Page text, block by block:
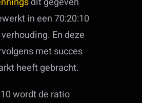
in een 70:20:10
En deze
met succes
heeft gebracht.
wordt de ratio